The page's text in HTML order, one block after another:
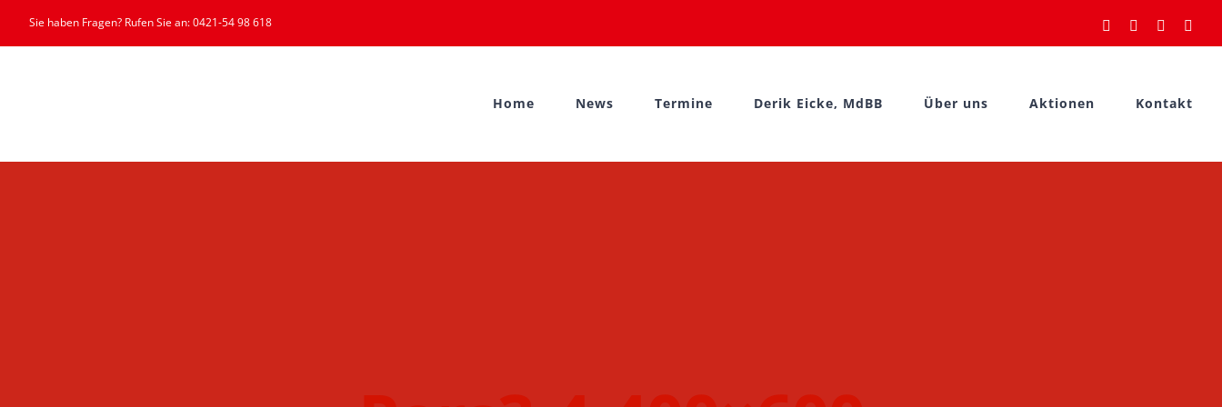
Inhalt
Sie haben Fragen? Rufen Sie an: 0421-54 98 618 YouTubeInstagramFacebook
Home News Termine Derik Eicke, MdBB Über uns Aktionen Kontakt